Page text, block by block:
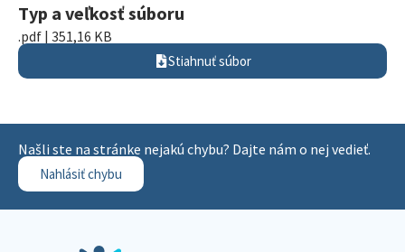
Typ a veľkosť súboru
.pdf | 351,16 KB
Stiahnuť súbor
Našli ste na stránke nejakú chybu? Dajte nám o nej vedieť.
Nahlásiť chybu